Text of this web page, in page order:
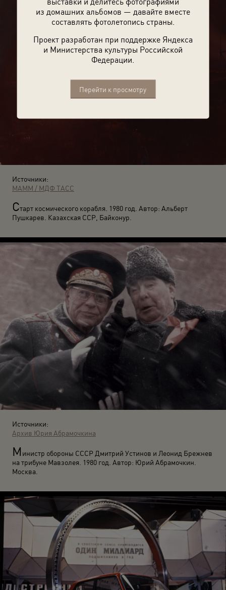
из домашних альбомов — давайте вместе
составлять фотолетопись страны.
Проект разработан при поддержке Яндекса
и Министерства культуры Российской
Федерации.
Перейти к просмотру
Источники:
МАММ / МДФ ТАСС
Старт космического корабля. 1980 год. Автор: Альберт
Пушкарев. Казахская ССР, Байконур.
Источники:
Архив Юрия Абрамочкина
М инистр обороны СССР Дмитрий Устинов и Леонид Брежнев
на трибуне Мавзолея. 1980 год. Автор: Юрий Абрамочкин.
Москва.